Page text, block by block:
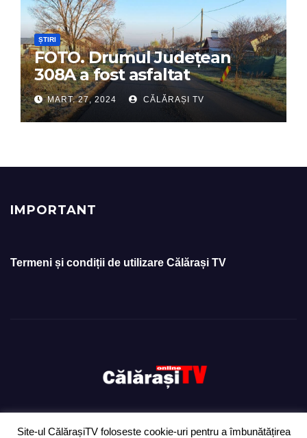
ȘTIRI
FOTO. Drumul Județean
308A a fost asfaltat
MART. 27, 2024 CĂLĂRAȘI TV
IMPORTANT
Termeni și condiții de utilizare Călărași TV
Site-ul CălărașiTV foloseste cookie-uri pentru a îmbunătățirea